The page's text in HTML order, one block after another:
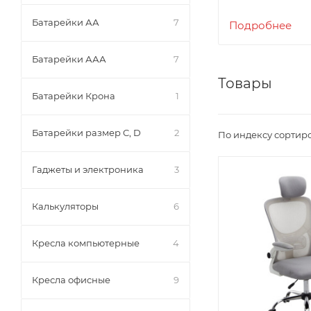
поставщиков и
Подробнее
Товары
По индексу
Батарейки АА 7
Батарейки ААА 7
Батарейки Крона 1
Батарейки размер C, D 2
Гаджеты и электроника 3
Калькуляторы 6
Кресла компьютерные 4
Кресла офисные 9